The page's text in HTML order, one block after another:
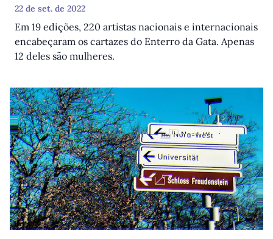
22 de set. de 2022
Em 19 edições, 220 artistas nacionais e internacionais
encabeçaram os cartazes do Enterro da Gata. Apenas
12 deles são mulheres.